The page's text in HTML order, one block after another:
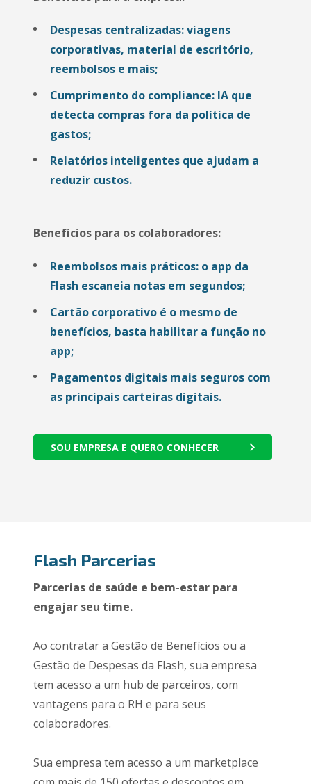
Despesas centralizadas: viagens
corporativas, material de escritório,
reembolsos e mais;
Cumprimento do compliance: IA que
detecta compras fora da política de
gastos;
Relatórios inteligentes que ajudam a
reduzir custos.
Benefícios para os colaboradores:
Reembolsos mais práticos: o app da
Flash escaneia notas em segundos;
Cartão corporativo é o mesmo de
benefícios, basta habilitar a função no
app;
Pagamentos digitais mais seguros com
as principais carteiras digitais.
SOU EMPRESA E QUERO CONHECER
Flash Parcerias
Parcerias de saúde e bem-estar para
engajar seu time.
Ao contratar a Gestão de Benefícios ou a
Gestão de Despesas da Flash, sua empresa
tem acesso a um hub de parceiros, com
vantagens para o RH e para seus
colaboradores.
Sua empresa tem acesso a um marketplace